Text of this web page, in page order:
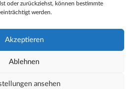
oder zurückziehst, können bestimmte
werden.
Akzeptieren
Ablehnen
ansehen
Leben verantwortlich zu
reden und zu handeln.
Impressum
Richtlinie (EU)